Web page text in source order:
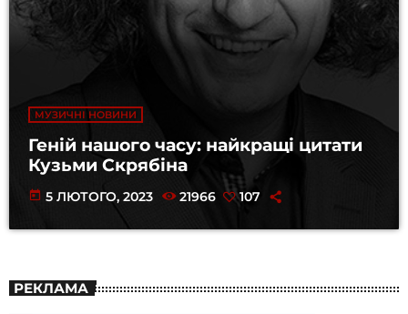
МУЗИЧНІ НОВИНИ
Геній нашого часу: найкращі цитати
Кузьми Скрябіна
today 5 ЛЮТОГО, 2023 21966 107
РЕКЛАМА